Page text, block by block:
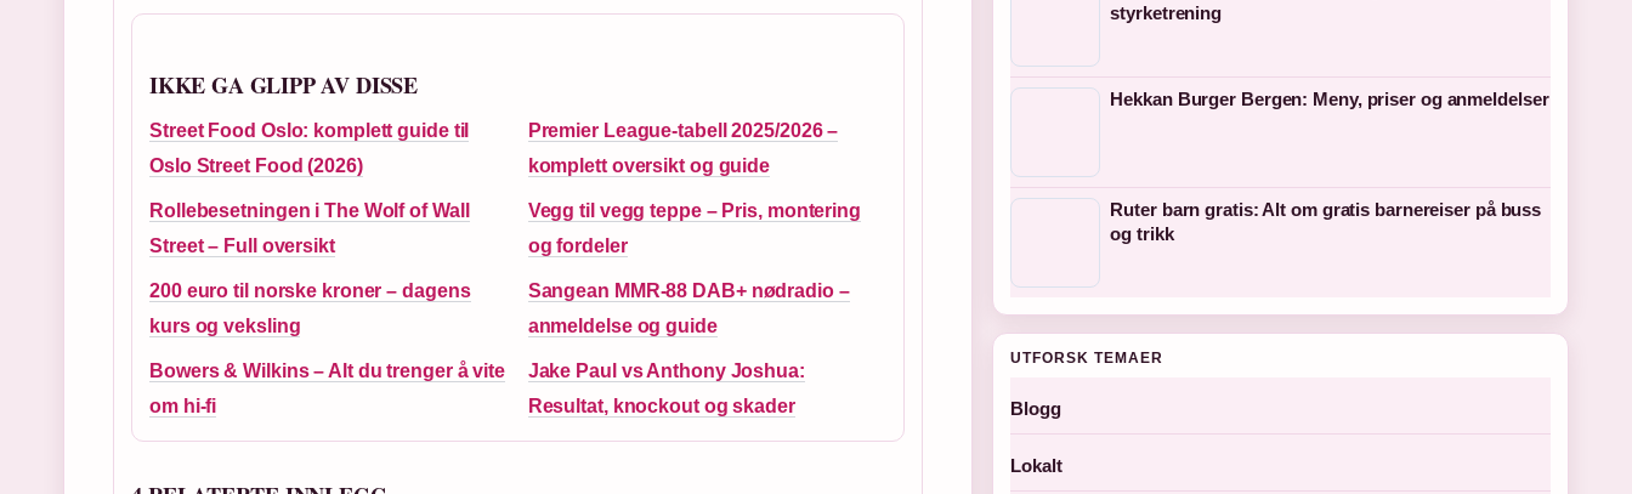
IKKE GA GLIPP AV DISSE
Street Food Oslo: komplett guide til
Oslo Street Food (2026)
Premier League-tabell 2025/2026 –
komplett oversikt og guide
Rollebesetningen i The Wolf of Wall
Street – Full oversikt
Vegg til vegg teppe – Pris, montering
og fordeler
200 euro til norske kroner – dagens
kurs og veksling
Sangean MMR-88 DAB+ nødradio –
anmeldelse og guide
Bowers & Wilkins – Alt du trenger å vite
om hi-fi
Jake Paul vs Anthony Joshua:
Resultat, knockout og skader
styrketrening
Hekkan Burger Bergen: Meny, priser og anmeldelser
Ruter barn gratis: Alt om gratis barnereiser på buss
og trikk
UTFORSK TEMAER
Blogg
Lokalt